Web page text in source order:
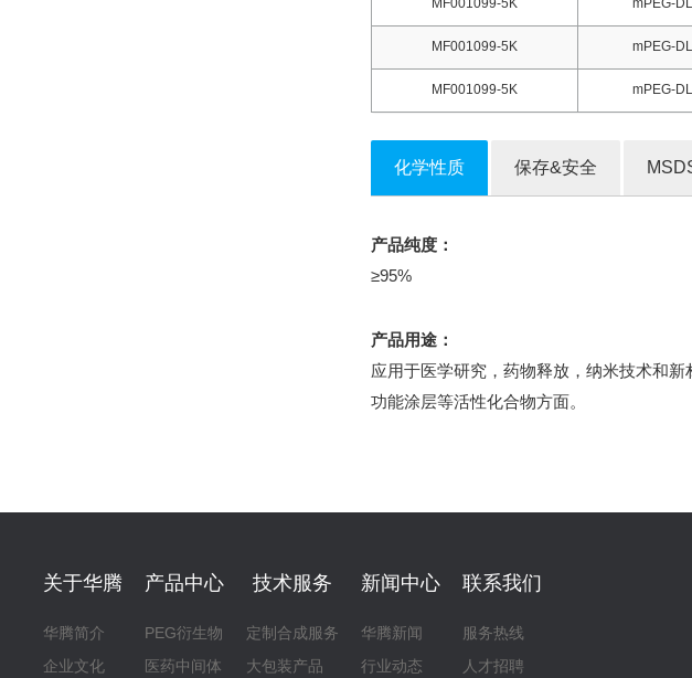
MF001099-5K mPEG-
MF001099-5K mPEG-
MF001099-5K mPEG-
化学性质 保存&安全
产品纯度：
≥95%
产品用途：
应用于医学研究，药物释放，纳米技术和
功能涂层等活性化合物方面。
关于华腾
华腾简介
企业文化
产品中心
PEG衍生物
医药中间体
技术服务
定制合成服务
大包装产品
新闻中心
华腾新闻
行业动态
联系我们
服务热线
人才招聘